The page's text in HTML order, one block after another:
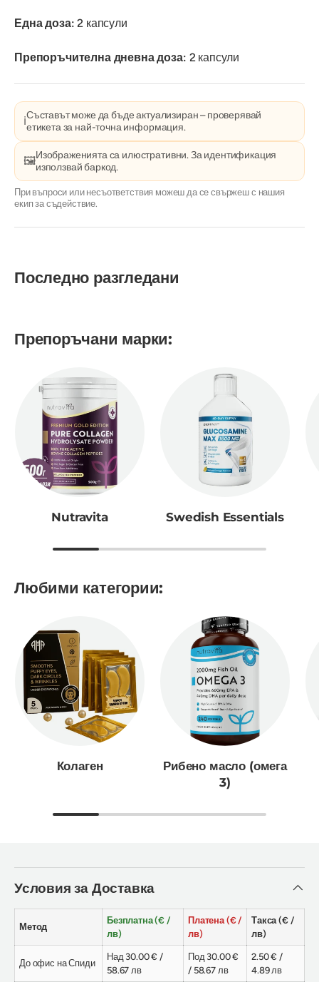
Една доза: 2 капсули
Препоръчителна дневна доза: 2 капсули
ℹ️Съставът може да бъде актуализиран – проверявай
етикета за най-точна информация.
🖼️Изображенията са илюстративни. За идентификация
използвай баркод.
При въпроси или несъответствия можеш да се свържеш с нашия
екип за съдействие.
Последно разгледани
Препоръчани марки:
Nutravita Swedish Essentials
Любими категории:
Колаген
Рибено масло (омега
3)
Условия за Доставка
Метод
Безплатна (€ /
лв)
Платена (€ /
лв)
Такса (€ /
лв)
До офис на Спиди
Над 30.00 € /
58.67 лв
Под 30.00 €
/ 58.67 лв
2.50 € /
4.89 лв